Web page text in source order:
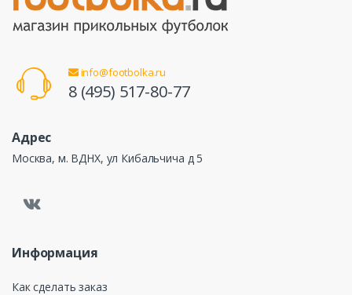
info@footbolka.ru
8 (495) 517-80-77
Адрес
Москва, м. ВДНХ, ул Кибальчича д 5
Информация
Как сделать заказ